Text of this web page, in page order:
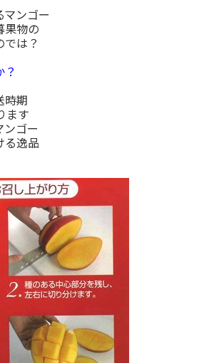
ンゴー
果物の
は？
時期
ます
ゴー
る逸品